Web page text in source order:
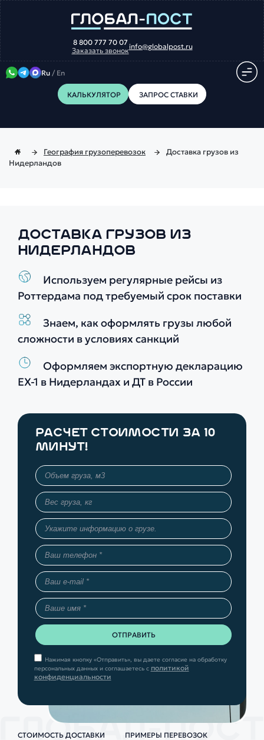
8 800 777 70 07
Заказать звонокinfo@globalpost.ru
Ru / En
КАЛЬКУЛЯТОР ЗАПРОС СТАВКИ
География грузоперевозок
Доставка грузов из
Нидерландов
ДОСТАВКА ГРУЗОВ ИЗ
НИДЕРЛАНДОВ
Используем регулярные рейсы из
Роттердама под требуемый срок поставки
Знаем, как оформлять грузы любой
сложности в условиях санкций
Оформляем экспортную декларацию
EX-1 в Нидерландах и ДТ в России
РАСЧЕТ СТОИМОСТИ ЗА 10
МИНУТ!
Нажимая кнопку «Отправить», вы даете согласие на обработку
персональных данных и соглашаетесь с политикой
конфиденциальности
СТОИМОСТЬ ДОСТАВКИ ПРИМЕРЫ ПЕРЕВОЗОК